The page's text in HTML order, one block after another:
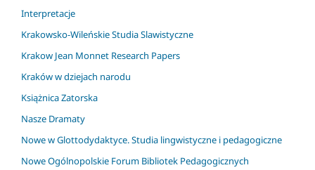
Interpretacje
Krakowsko-Wileńskie Studia Slawistyczne
Krakow Jean Monnet Research Papers
Kraków w dziejach narodu
Książnica Zatorska
Nasze Dramaty
Nowe w Glottodydaktyce. Studia lingwistyczne i pedagogiczne
Nowe Ogólnopolskie Forum Bibliotek Pedagogicznych